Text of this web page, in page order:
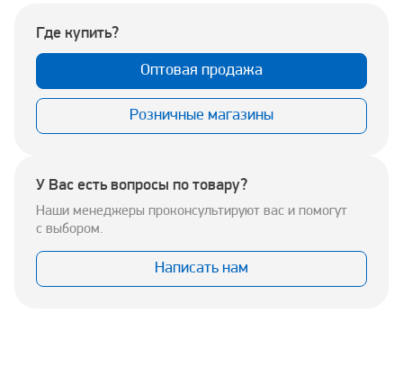
Где купить?
Оптовая продажа
Розничные магазины
У Вас есть вопросы по товару?
Наши менеджеры проконсультируют вас и помогут
с выбором.
Написать нам